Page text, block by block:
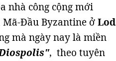
nhà công cộng mới
Đầu Byzantine ởLod
mà ngày nay là miền
, theo tuyên